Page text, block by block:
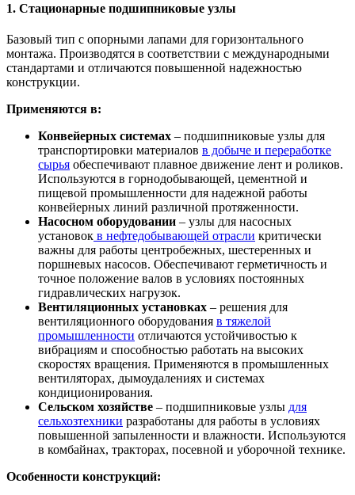
1. Стационарные подшипниковые узлы
Базовый тип с опорными лапами для горизонтального
монтажа. Производятся в соответствии с международными
стандартами и отличаются повышенной надежностью
конструкции.
Применяются в:
Конвейерных системах – подшипниковые узлы для
транспортировки материалов в добыче и переработке
сырья обеспечивают плавное движение лент и роликов.
Используются в горнодобывающей, цементной и
пищевой промышленности для надежной работы
конвейерных линий различной протяженности.
Насосном оборудовании – узлы для насосных
установок в нефтедобывающей отрасли критически
важны для работы центробежных, шестеренных и
поршневых насосов. Обеспечивают герметичность и
точное положение валов в условиях постоянных
гидравлических нагрузок.
Вентиляционных установках – решения для
вентиляционного оборудования в тяжелой
промышленности отличаются устойчивостью к
вибрациям и способностью работать на высоких
скоростях вращения. Применяются в промышленных
вентиляторах, дымоудалениях и системах
кондиционирования.
Сельском хозяйстве – подшипниковые узлы для
сельхозтехники разработаны для работы в условиях
повышенной запыленности и влажности. Используются
в комбайнах, тракторах, посевной и уборочной технике.
Особенности конструкций: